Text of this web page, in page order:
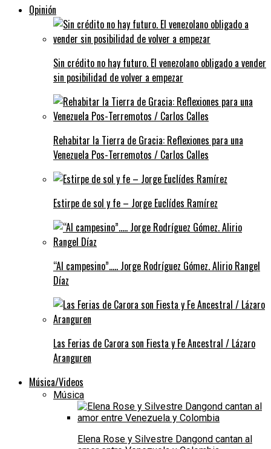
Opinión
Sin crédito no hay futuro. El venezolano obligado a vender
sin posibilidad de volver a empezar
Rehabitar la Tierra de Gracia: Reflexiones para una
Venezuela Pos-Terremotos / Carlos Calles
Estirpe de sol y fe – Jorge Euclídes Ramírez
“Al campesino”….. Jorge Rodríguez Gómez. Alirio Rangel
Díaz
Las Ferias de Carora son Fiesta y Fe Ancestral / Lázaro
Aranguren
Música/Videos
Música
Elena Rose y Silvestre Dangond cantan al